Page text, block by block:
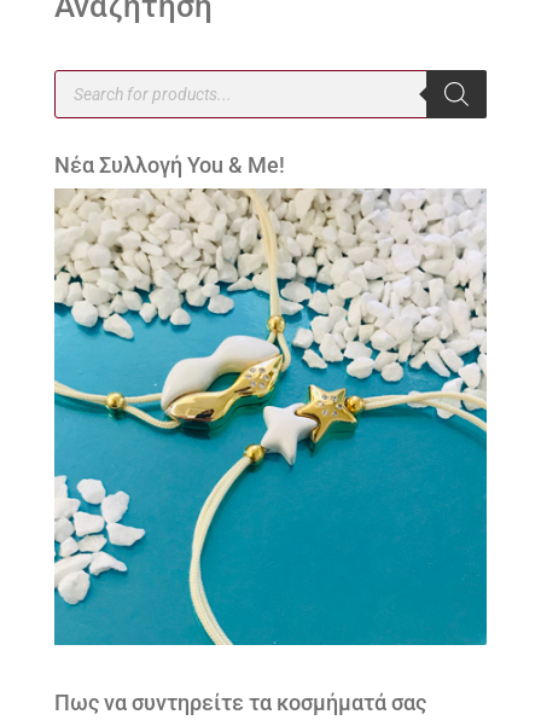
Products
search
Νέα Συλλογή You & Me!
Πως να συντηρείτε τα κοσμήματά σας